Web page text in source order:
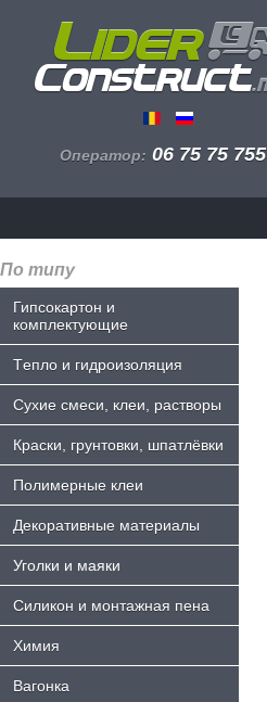
Оператор: 06 75 75 755
По типу
Гипсокартон и
комплектующие
Tепло и гидроизоляция
Сухие смеси, клеи, растворы
Краски, грунтовки, шпатлёвки
Полимерные клеи
Декоративные материалы
Уголки и маяки
Силикон и монтажная пена
Химия
Bагонка